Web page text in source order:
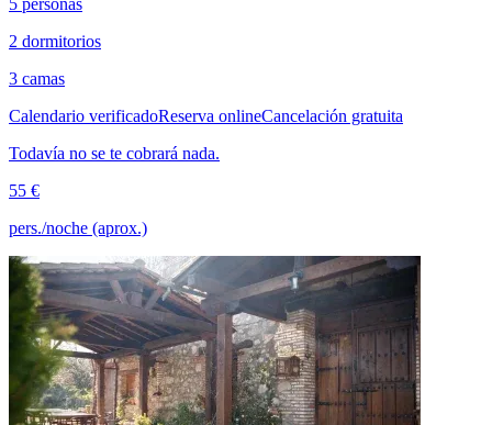
2 dormitorios
3 camas
Calendario verificadoReserva onlineCancelación gratuita
Todavía no se te cobrará nada.
55 €
pers./noche (aprox.)